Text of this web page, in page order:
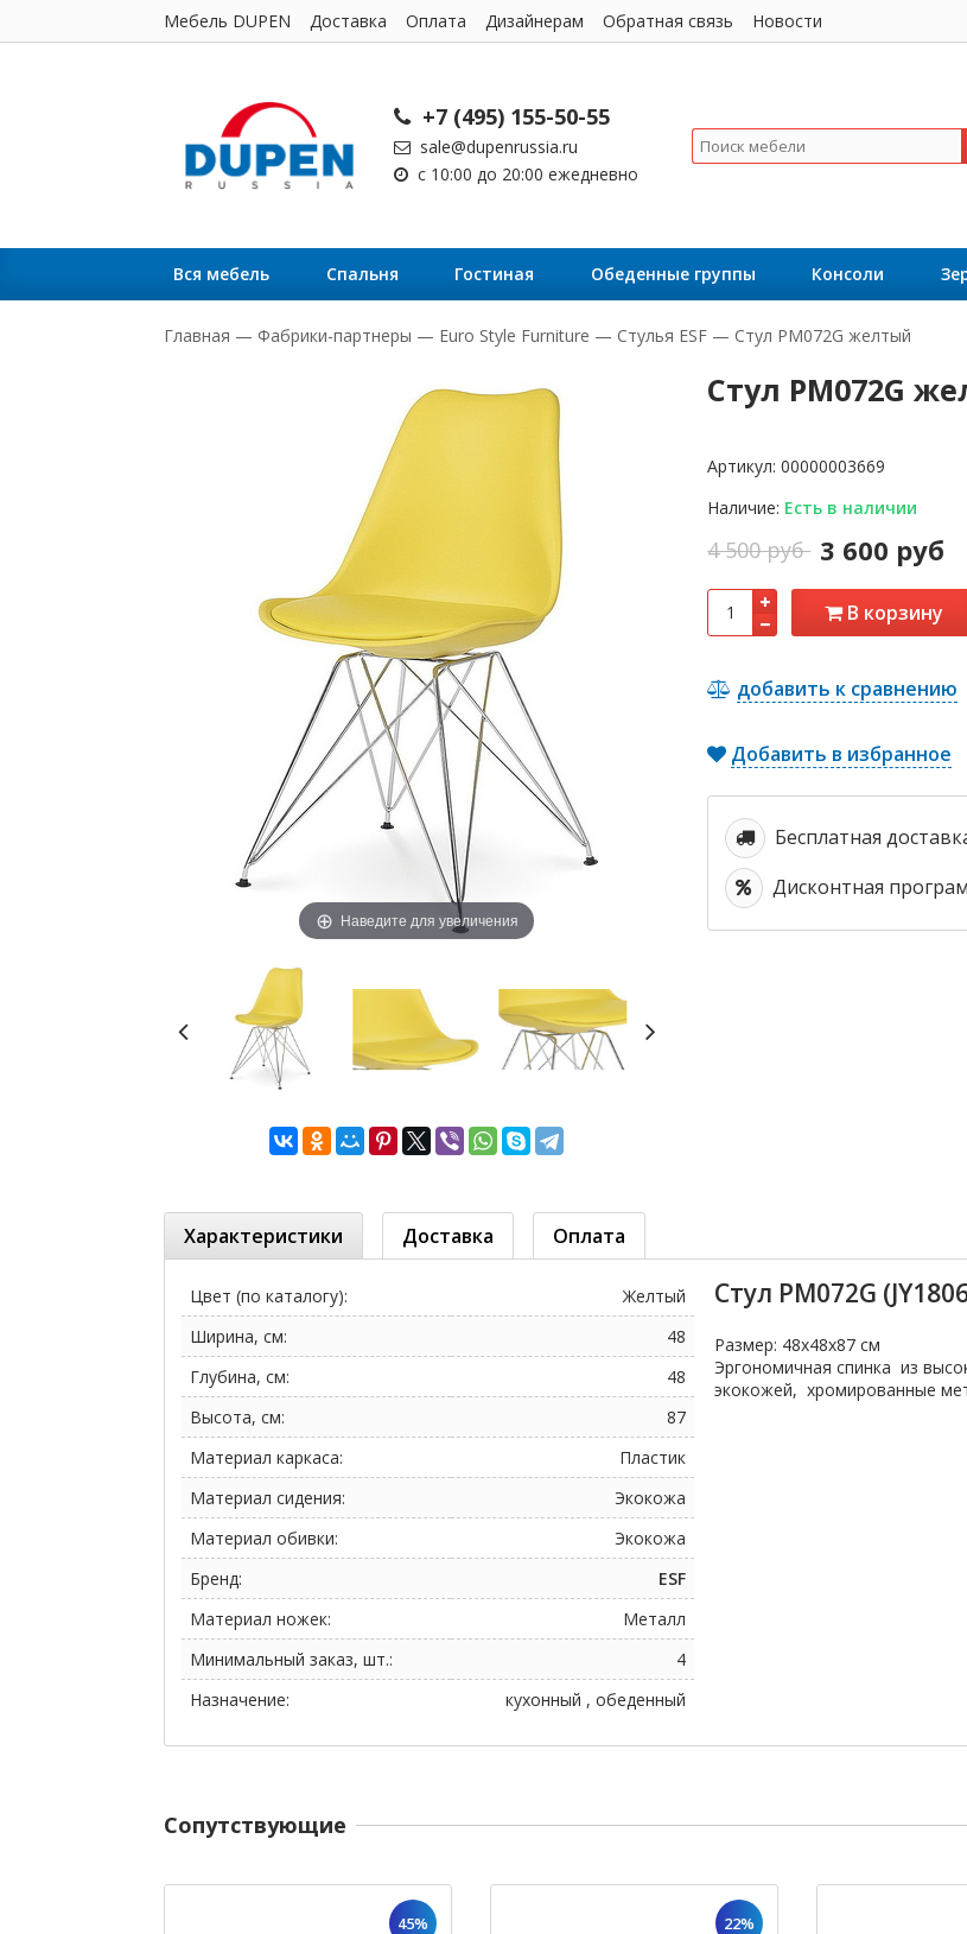
Мебель DUPEN Доставка Оплата Дизайнерам Обратная связь Новости
+7 (495) 155-50-55
sale@dupenrussia.ru
с 10:00 до 20:00 ежедневно
Вся мебель Cпальня Гостиная Обеденные группы Консоли
Главная — Фабрики-партнеры — Euro Style Furniture — Стулья ESF — Стул PM072G желтый
Наведите для увеличения
Стул PM072G
Артикул:00000003669
Наличие: Есть в наличии
4 500 руб 3 600 руб
В корзину
добавить к сравнению
Добавить в избранное
Бесплатная
Дисконтная
Характеристики Доставка Оплата
Цвет (по каталогу):
Желтый
Ширина, см:
48
Глубина, см:
48
Высота, см:
87
Материал каркаса:
Пластик
Материал сидения:
Экокожа
Материал обивки:
Экокожа
Бренд:
ESF
Материал ножек:
Металл
Минимальный заказ, шт.:
4
Назначение:
кухонный , обеденный
Стул PM072G
Размер: 48x48x87 см
Эргономичная спинка из
экокожей, хромированные
Cопутствующие
45% 22%